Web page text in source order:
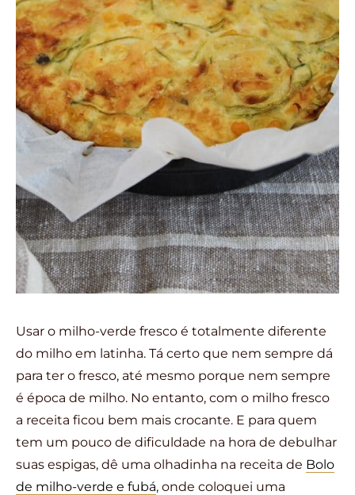
Usar o milho-verde fresco é totalmente diferente
do milho em latinha. Tá certo que nem sempre dá
para ter o fresco, até mesmo porque nem sempre
é época de milho. No entanto, com o milho fresco
a receita ficou bem mais crocante. E para quem
tem um pouco de dificuldade na hora de debulhar
suas espigas, dê uma olhadinha na receita de Bolo
de milho-verde e fubá, onde coloquei uma